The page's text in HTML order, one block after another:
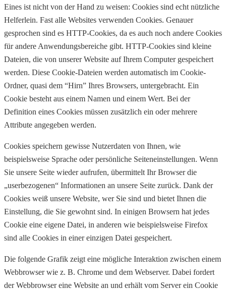
Eines ist nicht von der Hand zu weisen: Cookies sind echt nützliche
Helferlein. Fast alle Websites verwenden Cookies. Genauer
gesprochen sind es HTTP-Cookies, da es auch noch andere Cookies
für andere Anwendungsbereiche gibt. HTTP-Cookies sind kleine
Dateien, die von unserer Website auf Ihrem Computer gespeichert
werden. Diese Cookie-Dateien werden automatisch im Cookie-
Ordner, quasi dem “Hirn” Ihres Browsers, untergebracht. Ein
Cookie besteht aus einem Namen und einem Wert. Bei der
Definition eines Cookies müssen zusätzlich ein oder mehrere
Attribute angegeben werden.
Cookies speichern gewisse Nutzerdaten von Ihnen, wie
beispielsweise Sprache oder persönliche Seiteneinstellungen. Wenn
Sie unsere Seite wieder aufrufen, übermittelt Ihr Browser die
„userbezogenen“ Informationen an unsere Seite zurück. Dank der
Cookies weiß unsere Website, wer Sie sind und bietet Ihnen die
Einstellung, die Sie gewohnt sind. In einigen Browsern hat jedes
Cookie eine eigene Datei, in anderen wie beispielsweise Firefox
sind alle Cookies in einer einzigen Datei gespeichert.
Die folgende Grafik zeigt eine mögliche Interaktion zwischen einem
Webbrowser wie z. B. Chrome und dem Webserver. Dabei fordert
der Webbrowser eine Website an und erhält vom Server ein Cookie